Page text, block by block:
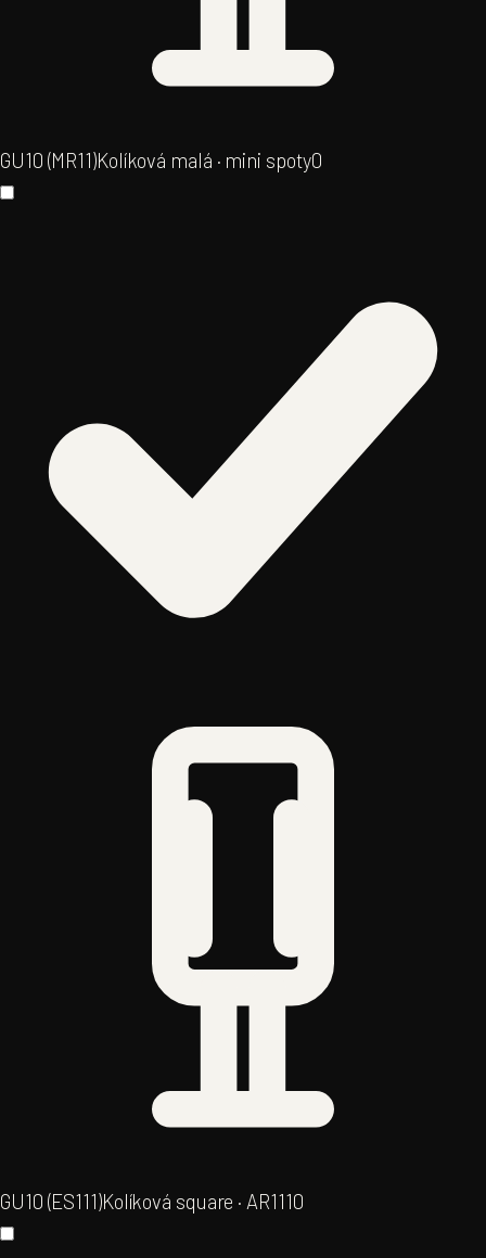
GU10 (MR11)Kolíková malá · mini spoty0
GU10 (ES111)Kolíková square · AR1110